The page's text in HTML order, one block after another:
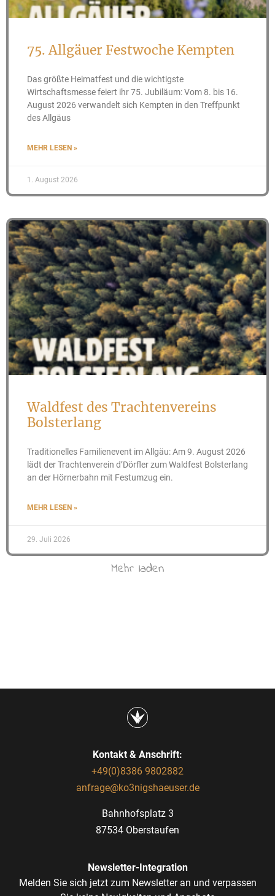
75. Allgäuer Festwoche Kempten
Das größte Heimatfest und die wichtigste
Wirtschaftsmesse feiert ihr 75. Jubiläum: Vom 8. bis 16.
August 2026 verwandelt sich Kempten in den Treffpunkt
des Allgäus
MEHR LESEN »
1. August 2026
Waldfest des Trachtenvereins
Bolsterlang
Traditionelles Familienevent im Allgäu: Am 9. August 2026
lädt der Trachtenverein d’Dörfler zum Waldfest Bolsterlang
an der Hörnerbahn mit Festumzug ein.
MEHR LESEN »
29. Juli 2026
Mehr laden
Kontakt & Anschrift:
+49(0)8386 9802882
anfrage@ko3nigshaeuser.de
Bahnhofsplatz 3
87534 Oberstaufen
Newsletter-Integration
Melden Sie sich jetzt zum Newsletter an und verpassen